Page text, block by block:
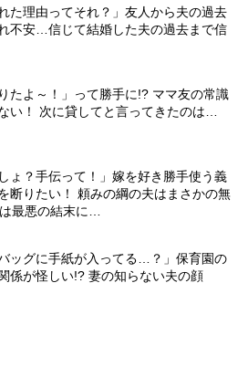
た理由ってそれ？」友人から夫の過去
不安…信じて結婚した夫の過去まで信
たよ～！」って勝手に!? ママ友の常識
い！ 次に貸してと言ってきたのは…
ょ？手伝って！」嫁を好き勝手使う義
断りたい！ 頼みの綱の夫はまさかの無
最悪の結末に…
バッグに手紙が入ってる…？」保育園の
係が怪しい!? 妻の知らない夫の顔